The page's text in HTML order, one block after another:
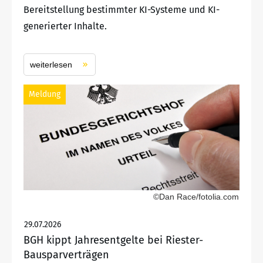
Bereitstellung bestimmter KI-Systeme und KI-
generierter Inhalte.
weiterlesen
Meldung
©Dan Race/fotolia.com
29.07.2026
BGH kippt Jahresentgelte bei Riester-
Bausparverträgen